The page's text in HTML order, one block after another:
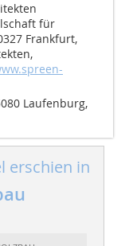
für
Frankfurt,
Laufenburg,
erschien in